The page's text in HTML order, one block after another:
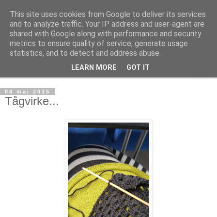
mönsterlöst
virkning och stickning maskor och varv, mönsterlöst
04 maj 2015
Tågvirke...
This site uses cookies from Google to deliver its services
and to analyze traffic. Your IP address and user-agent are
shared with Google along with performance and security
metrics to ensure quality of service, generate usage
statistics, and to detect and address abuse.
LEARN MORE GOT IT